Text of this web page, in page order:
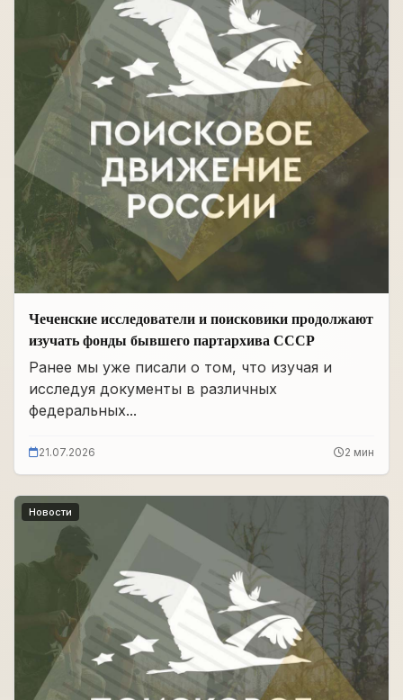
Чеченские исследователи и поисковики продолжают
изучать фонды бывшего партархива СССР
Ранее мы уже писали о том, что изучая и
исследуя документы в различных
федеральных...
21.07.2026 2 мин
Новости